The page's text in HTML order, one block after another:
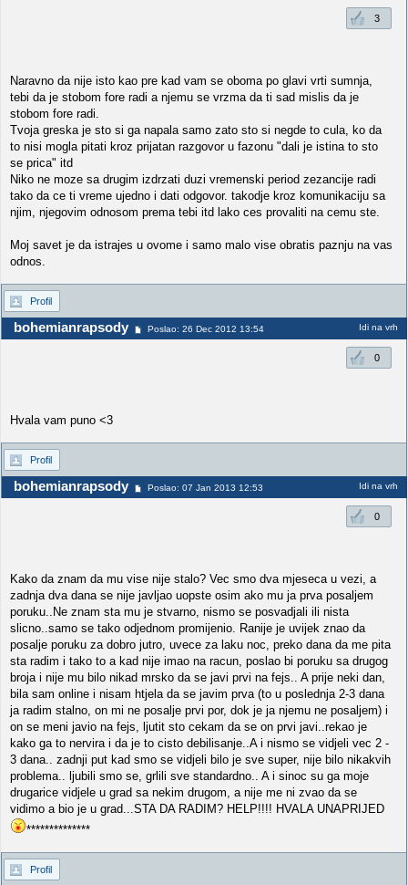
3
Naravno da nije isto kao pre kad vam se oboma po glavi vrti sumnja,
tebi da je stobom fore radi a njemu se vrzma da ti sad mislis da je
stobom fore radi.
Tvoja greska je sto si ga napala samo zato sto si negde to cula, ko da
to nisi mogla pitati kroz prijatan razgovor u fazonu "dali je istina to sto
se prica" itd
Niko ne moze sa drugim izdrzati duzi vremenski period zezancije radi
tako da ce ti vreme ujedno i dati odgovor. takodje kroz komunikaciju sa
njim, njegovim odnosom prema tebi itd lako ces provaliti na cemu ste.
Moj savet je da istrajes u ovome i samo malo vise obratis paznju na vas
odnos.
Profil
bohemianrapsody Poslao: 26 Dec 2012 13:54 Idi na vrh
0
Hvala vam puno <3
Profil
bohemianrapsody Poslao: 07 Jan 2013 12:53 Idi na vrh
0
Kako da znam da mu vise nije stalo? Vec smo dva mjeseca u vezi, a
zadnja dva dana se nije javljao uopste osim ako mu ja prva posaljem
poruku..Ne znam sta mu je stvarno, nismo se posvadjali ili nista
slicno..samo se tako odjednom promijenio. Ranije je uvijek znao da
posalje poruku za dobro jutro, uvece za laku noc, preko dana da me pita
sta radim i tako to a kad nije imao na racun, poslao bi poruku sa drugog
broja i nije mu bilo nikad mrsko da se javi prvi na fejs.. A prije neki dan,
bila sam online i nisam htjela da se javim prva (to u poslednja 2-3 dana
ja radim stalno, on mi ne posalje prvi por, dok je ja njemu ne posaljem) i
on se meni javio na fejs, ljutit sto cekam da se on prvi javi..rekao je
kako ga to nervira i da je to cisto debilisanje..A i nismo se vidjeli vec 2 -
3 dana.. zadnji put kad smo se vidjeli bilo je sve super, nije bilo nikakvih
problema.. ljubili smo se, grlili sve standardno.. A i sinoc su ga moje
drugarice vidjele u grad sa nekim drugom, a nije me ni zvao da se
vidimo a bio je u grad...STA DA RADIM? HELP!!!! HVALA UNAPRIJED
**************
Profil